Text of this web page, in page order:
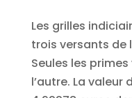
Les grilles
trois versants de
Seules les
l’autre. La valeur